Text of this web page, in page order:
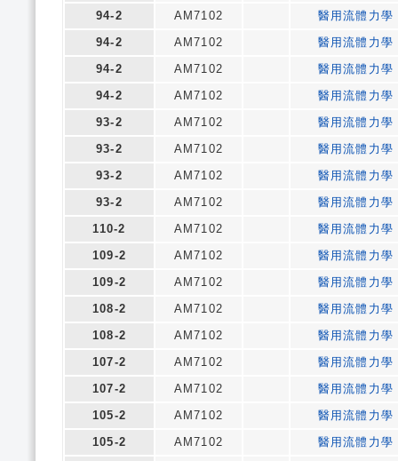
94-2
AM7102
醫用流體力學
94-2
AM7102
醫用流體力學
94-2
AM7102
醫用流體力學
94-2
AM7102
醫用流體力學
93-2
AM7102
醫用流體力學
93-2
AM7102
醫用流體力學
93-2
AM7102
醫用流體力學
93-2
AM7102
醫用流體力學
110-2
AM7102
醫用流體力學
109-2
AM7102
醫用流體力學
109-2
AM7102
醫用流體力學
108-2
AM7102
醫用流體力學
108-2
AM7102
醫用流體力學
107-2
AM7102
醫用流體力學
107-2
AM7102
醫用流體力學
105-2
AM7102
醫用流體力學
105-2
AM7102
醫用流體力學